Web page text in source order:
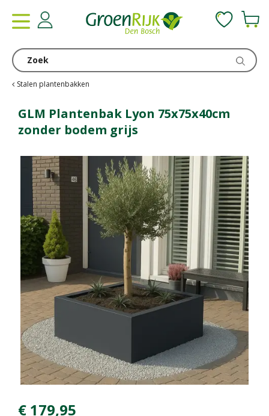
Stalen plantenbakken
GLM Plantenbak Lyon 75x75x40cm
zonder bodem grijs
€ 179,95